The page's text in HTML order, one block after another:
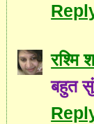
रश्मि
बहुत